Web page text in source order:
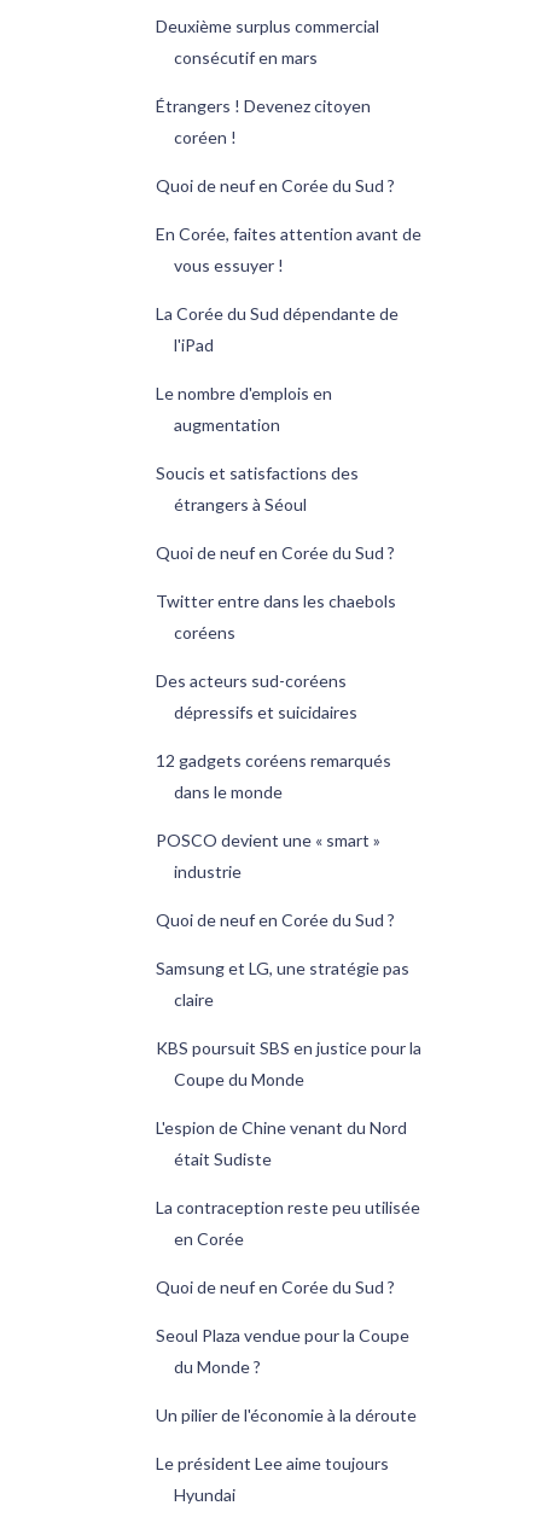
Deuxième surplus commercial
consécutif en mars
Étrangers ! Devenez citoyen
coréen !
Quoi de neuf en Corée du Sud ?
En Corée, faites attention avant de
vous essuyer !
La Corée du Sud dépendante de
l'iPad
Le nombre d'emplois en
augmentation
Soucis et satisfactions des
étrangers à Séoul
Quoi de neuf en Corée du Sud ?
Twitter entre dans les chaebols
coréens
Des acteurs sud-coréens
dépressifs et suicidaires
12 gadgets coréens remarqués
dans le monde
POSCO devient une « smart »
industrie
Quoi de neuf en Corée du Sud ?
Samsung et LG, une stratégie pas
claire
KBS poursuit SBS en justice pour la
Coupe du Monde
L'espion de Chine venant du Nord
était Sudiste
La contraception reste peu utilisée
en Corée
Quoi de neuf en Corée du Sud ?
Seoul Plaza vendue pour la Coupe
du Monde ?
Un pilier de l'économie à la déroute
Le président Lee aime toujours
Hyundai